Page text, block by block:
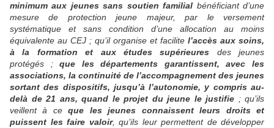
minimum aux jeunes sans soutien familial bénéficiant d’une
mesure de protection jeune majeur, par le versement
systématique et sans condition d’une allocation au moins
équivalente au CEJ ; qu’il organise et facilite l’accès aux soins,
à la formation et aux études supérieures des jeunes
protégés
;que les départements garantissent, avec les
associations, la continuité de l’accompagnement des jeunes
sortant des dispositifs, jusqu’à l’autonomie, y compris au-
delà de 21 ans, quand le projet du jeune le justifie ; qu’ils
veillent à ceque les jeunes connaissent leurs droits et
puissent les faire valoir, qu’ils leur permettent de développer